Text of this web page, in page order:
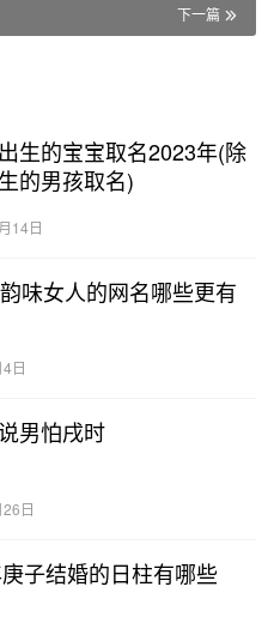
下一篇
生的宝宝取名2023年(除
的男孩取名)
14日
味女人的网名哪些更有
日
男怕戌时
日
子结婚的日柱有哪些